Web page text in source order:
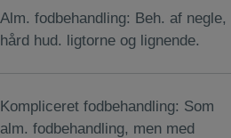
Alm. fodbehandling: Beh. af negle,
hård hud. ligtorne og lignende.
Kompliceret fodbehandling: Som
alm. fodbehandling, men med